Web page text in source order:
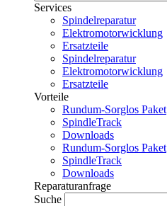
Services
Spindelreparatur
Elektromotorwicklung
Ersatzteile
Spindelreparatur
Elektromotorwicklung
Ersatzteile
Vorteile
Rundum-Sorglos Paket
SpindleTrack
Downloads
Rundum-Sorglos Paket
SpindleTrack
Downloads
Reparaturanfrage
Suche